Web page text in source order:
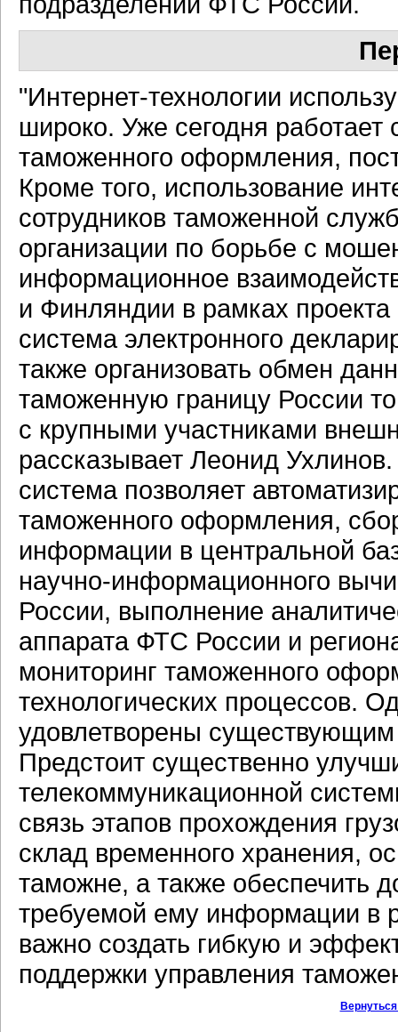
"Интернет-технологии
широко. Уже сегодня работает
таможенного оформления,
Кроме того, использование
сотрудников таможенной
организации по борьбе с
информационное
и Финляндии в рамках
система электронного
также организовать обмен
таможенную границу России
с крупными участниками
рассказывает Леонид
система позволяет
таможенного оформления,
информации в центральной
научно-информационного
России, выполнение
аппарата ФТС России и
мониторинг таможенного
технологических процессов.
удовлетворены
Предстоит существенно
телекоммуникационной
связь этапов прохождения
склад временного хранения,
таможне, а также обеспечить
требуемой ему информации в
важно создать гибкую и
поддержки управления